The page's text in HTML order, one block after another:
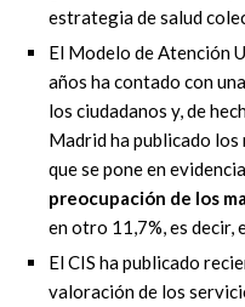
estrategia de salud
El Modelo deAtenciónU
años ha contado con una
los ciudadanos y, de
Madridha publicado los
que se pone en
preocupación de los
en otro 11,7%, es decir,
El CIS ha publicado
valoración de los